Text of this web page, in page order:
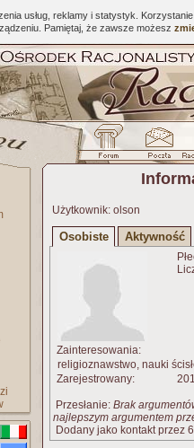
usług, reklamy i statystyk.
Pamiętaj, że zawsze możesz
Użytkownik: olson
Osobiste Aktywność
Zainteresowania:
religioznawstwo, nauki
Zarejestrowany:
Przesłanie: Brak
najlepszym argumentem
Dodany jako kontakt przez